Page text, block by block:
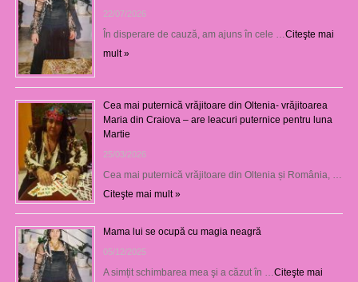
22/07/2026
În disperare de cauză, am ajuns în cele … Citeşte mai
mult »
Cea mai puternică vrăjitoare din Oltenia- vrăjitoarea
Maria din Craiova – are leacuri puternice pentru luna
Martie
25/03/2026
Cea mai puternică vrăjitoare din Oltenia și România, …
Citeşte mai mult »
Mama lui se ocupă cu magia neagră
05/12/2025
A simțit schimbarea mea şi a căzut în … Citeşte mai